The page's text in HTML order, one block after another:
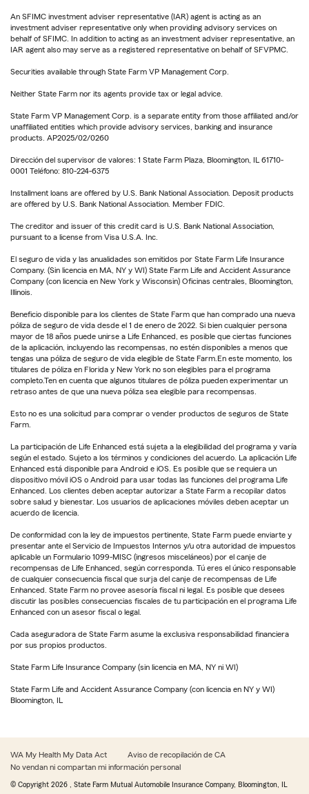
An SFIMC investment adviser representative (IAR) agent is acting as an
investment adviser representative only when providing advisory services on
behalf of SFIMC. In addition to acting as an investment adviser representative, an
IAR agent also may serve as a registered representative on behalf of SFVPMC.
Securities available through State Farm VP Management Corp.
Neither State Farm nor its agents provide tax or legal advice.
State Farm VP Management Corp. is a separate entity from those affiliated and/or
unaffiliated entities which provide advisory services, banking and insurance
products. AP2025/02/0260
Dirección del supervisor de valores: 1 State Farm Plaza, Bloomington, IL 61710-
0001 Teléfono: 810-224-6375
Installment loans are offered by U.S. Bank National Association. Deposit products
are offered by U.S. Bank National Association. Member FDIC.
The creditor and issuer of this credit card is U.S. Bank National Association,
pursuant to a license from Visa U.S.A. Inc.
El seguro de vida y las anualidades son emitidos por State Farm Life Insurance
Company. (Sin licencia en MA, NY y WI) State Farm Life and Accident Assurance
Company (con licencia en New York y Wisconsin) Oficinas centrales, Bloomington,
Illinois.
Beneficio disponible para los clientes de State Farm que han comprado una nueva
póliza de seguro de vida desde el 1 de enero de 2022. Si bien cualquier persona
mayor de 18 años puede unirse a Life Enhanced, es posible que ciertas funciones
de la aplicación, incluyendo las recompensas, no estén disponibles a menos que
tengas una póliza de seguro de vida elegible de State Farm.En este momento, los
titulares de póliza en Florida y New York no son elegibles para el programa
completo.Ten en cuenta que algunos titulares de póliza pueden experimentar un
retraso antes de que una nueva póliza sea elegible para recompensas.
Esto no es una solicitud para comprar o vender productos de seguros de State
Farm.
La participación de Life Enhanced está sujeta a la elegibilidad del programa y varía
según el estado. Sujeto a los términos y condiciones del acuerdo. La aplicación Life
Enhanced está disponible para Android e iOS. Es posible que se requiera un
dispositivo móvil iOS o Android para usar todas las funciones del programa Life
Enhanced. Los clientes deben aceptar autorizar a State Farm a recopilar datos
sobre salud y bienestar. Los usuarios de aplicaciones móviles deben aceptar un
acuerdo de licencia.
De conformidad con la ley de impuestos pertinente, State Farm puede enviarte y
presentar ante el Servicio de Impuestos Internos y/u otra autoridad de impuestos
aplicable un Formulario 1099-MISC (ingresos misceláneos) por el canje de
recompensas de Life Enhanced, según corresponda. Tú eres el único responsable
de cualquier consecuencia fiscal que surja del canje de recompensas de Life
Enhanced. State Farm no provee asesoría fiscal ni legal. Es posible que desees
discutir las posibles consecuencias fiscales de tu participación en el programa Life
Enhanced con un asesor fiscal o legal.
Cada aseguradora de State Farm asume la exclusiva responsabilidad financiera
por sus propios productos.
State Farm Life Insurance Company (sin licencia en MA, NY ni WI)
State Farm Life and Accident Assurance Company (con licencia en NY y WI)
Bloomington, IL
WA My Health My Data Act
Aviso de recopilación de CA
No vendan ni compartan mi información personal
© Copyright 2026 , State Farm Mutual Automobile Insurance Company, Bloomington, IL